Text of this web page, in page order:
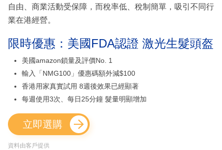
自由、商業活動受保障，而稅率低、稅制簡單，吸引不同行
業在港經營。
限時優惠：美國FDA認證 激光生髮頭盔
美國amazon鎖量及評價No. 1
輸入「NMG100」優惠碼額外減$100
香港用家真實試用 8週後效果已經顯著
每週使用3次、每日25分鐘 髮量明顯增加
立即選購
資料由客戶提供